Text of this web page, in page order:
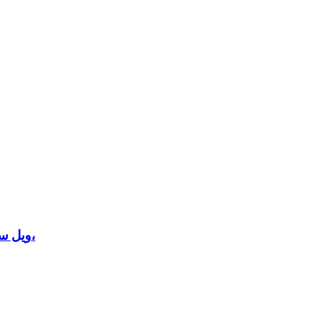
ويل سميث في “الشارقة الدولي للكتاب” 2025: الكتابة واحدة من أكثر التجارب التي غيّرت مجرى حياتي للنشر الفوري،